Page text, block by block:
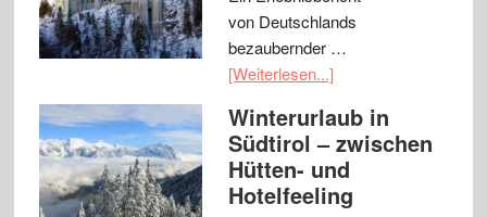
von Deutschlands
bezaubernder …
[Weiterlesen...]
Winterurlaub in
Südtirol – zwischen
Hütten- und
Hotelfeeling